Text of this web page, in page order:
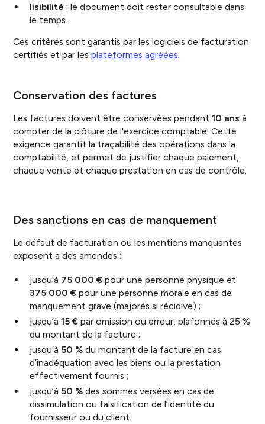
lisibilité : le document doit rester consultable dans
le temps.
Ces critères sont garantis par les logiciels de facturation
certifiés et par lesplateformes agréées.
Conservation des factures
Les factures doivent être conservées pendant10 ansà
compter de la clôture de l'exercice comptable. Cette
exigence garantit la traçabilité des opérations dans la
comptabilité, et permet de justifier chaque paiement,
chaque vente et chaque prestation en cas de contrôle.
Des sanctions en cas de manquement
Le défaut de facturation ou les mentions manquantes
exposent à des amendes :
jusqu’à 75 000 €pour une personne physique et
375 000 €pour une personne morale en cas de
manquement grave (majorés si récidive) ;
jusqu’à 15 € par omission ou erreur, plafonnés à 25 %
du montant de la facture ;
jusqu’à 50 %du montant de la facture en cas
d’inadéquation avec les biens ou la prestation
effectivement fournis ;
jusqu’à 50 %des sommes versées en cas de
dissimulation ou falsification de l’identité du
fournisseur ou du client.